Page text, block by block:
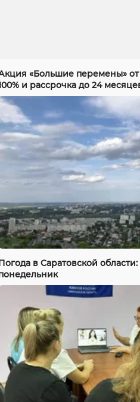
«Большие перемены»
и рассрочка до 24
в Саратовской